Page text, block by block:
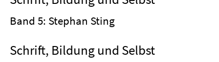
Band 5: Stephan Sting
Schrift, Bildung und Selbst